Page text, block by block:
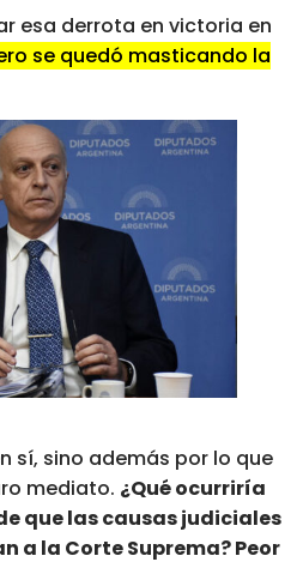
esa derrota en victoria en
se quedó masticando la
sí, sino además por lo que
mediato. ¿Qué ocurriría
que las causas judiciales
a la Corte Suprema? Peor